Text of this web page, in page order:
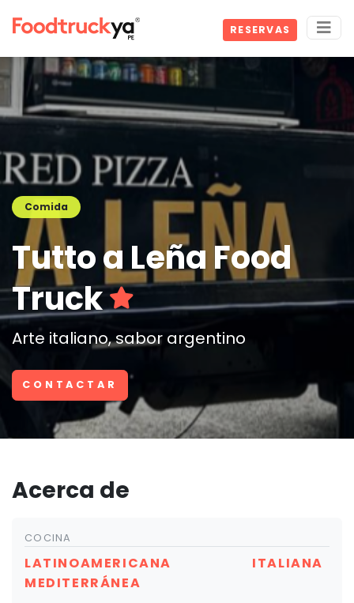
RESERVAS
Comida
Tutto a Leña Food
Truck
Arte italiano, sabor argentino
CONTACTAR
Acerca de
COCINA
LATINOAMERICANA
ITALIANA
MEDITERRÁNEA